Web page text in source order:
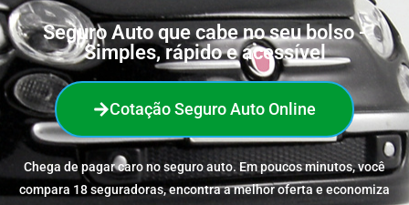
Seguro Auto que cabe no seu bolso -
Simples, rápido e acessível
Cotação Seguro Auto Online
Chega de pagar caro no seguro auto. Em poucos minutos, você
compara 18 seguradoras, encontra a melhor oferta e economiza